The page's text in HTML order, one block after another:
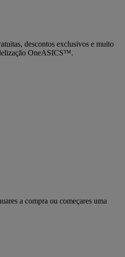
descontos exclusivos e muito
OneASICS™.
a compra ou começares uma